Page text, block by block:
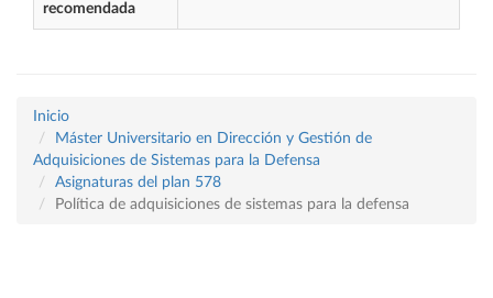
recomendada
Inicio
Máster Universitario en Dirección y Gestión de
Adquisiciones de Sistemas para la Defensa
Asignaturas del plan 578
Política de adquisiciones de sistemas para la defensa